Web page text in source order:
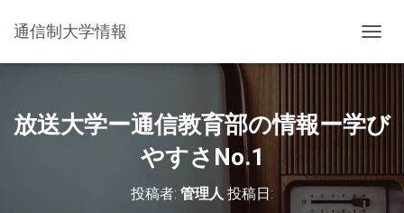
通信制大学情報
ビ
シ
ョ
切
り
放送大学ー通信教育部の情報ー学び
やすさNo.1
投稿者: 管理人 投稿日: